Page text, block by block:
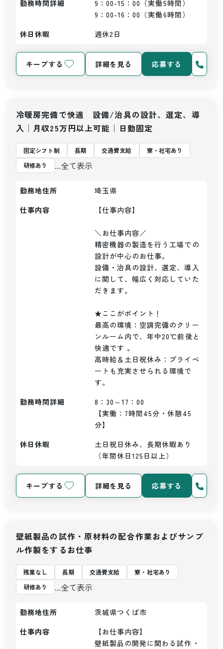
勤務時間詳細
9：00-15：00（実働5時間）
9：00-16：00（実働6時間）
休日休暇
週休2日
キープする 詳細を見る 応募する
冷暖房完備で快適 設備/治具の設計、選定、導
入│月収25万円以上可能│日勤固定
固定シフト制 長期 交通費支給
寮・社宅あり
研修あり
...全て表示
勤務地住所
埼玉県
仕事内容
【仕事内容】
＼お仕事内容／
精密機器の製造を行う工場での
設計が中心のお仕事。
設備・治具の設計、選定、導入
に関して、幅広く対応していた
だきます。
★ここがポイント！
最高の環境：空調完備のクリー
ンルーム内で、年中20℃前後と
快適です 。
高時給＆土日祝休み：プライベ
ートも充実させられる環境で
す。
勤務時間詳細
8：30～17：00
【実働：7時間45分・休憩45
分】
休日休暇
土日祝日休み、長期休暇あり
（年間休日125日以上）
キープする 詳細を見る 応募する
壁紙製品の試作・原材料の配合作業およびサンプ
ル作製をするお仕事
残業なし 長期 交通費支給
寮・社宅あり
研修あり
...全て表示
勤務地住所
茨城県つくば市
仕事内容
【お仕事内容】
壁紙製品の開発に関わる試作・